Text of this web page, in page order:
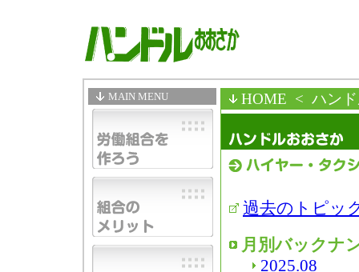
MAIN MENU HOME < ハン
過去のトピッ
月別バックナ
2025.08